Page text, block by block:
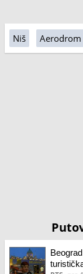
Niš Aerodrom